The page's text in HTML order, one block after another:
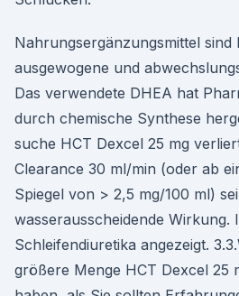
Nahrungsergänzungsmittel sind
ausgewogene und
Das verwendete DHEA hat
durch chemische Synthese
suche HCT Dexcel 25 mg
Clearance 30 ml/min (oder ab
Spiegel von > 2,5 mg/100 ml)
wasserausscheidende Wirkung.
Schleifendiuretika angezeigt.
größere Menge HCT Dexcel 25